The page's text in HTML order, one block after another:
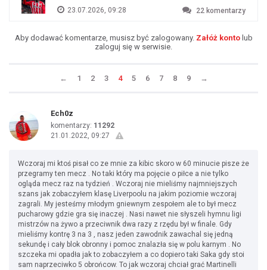
23.07.2026, 09:28 22 komentarzy
Aby dodawać komentarze, musisz być zalogowany. Załóż kontolub
zaloguj się w serwisie.
← 1 2 3 4 5 6 7 8 9 →
Ech0z
komentarzy: 11292
21.01.2022, 09:27
Wczoraj mi ktoś pisał co ze mnie za kibic skoro w 60 minucie pisze że
przegramy ten mecz . No taki który ma pojęcie o piłce a nie tylko
ogląda mecz raz na tydzień . Wczoraj nie mieliśmy najmniejszych
szans jak zobaczyłem klasę Liverpoolu na jakim poziomie wczoraj
zagrali. My jesteśmy młodym gniewnym zespołem ale to był mecz
pucharowy gdzie gra się inaczej . Nasi nawet nie słyszeli hymnu ligi
mistrzów na żywo a przeciwnik dwa razy z rzędu był w finale. Gdy
mieliśmy kontrę 3 na 3 , nasz jeden zawodnik zawachal się jedną
sekundę i cały blok obronny i pomoc znalazła się w polu karnym . No
szczeka mi opadła jak to zobaczyłem a co dopiero taki Saka gdy stoi
sam naprzeciwko 5 obrońcow. To jak wczoraj chciał grać Martinelli